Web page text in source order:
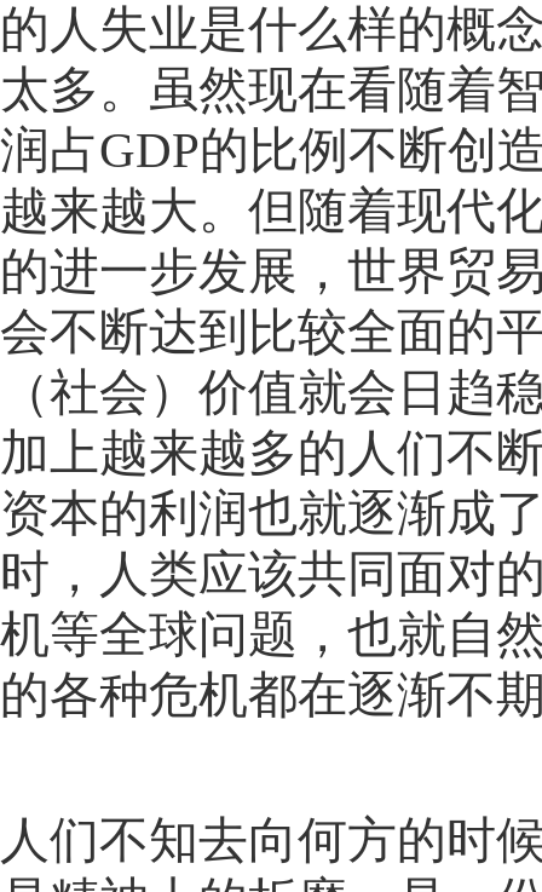
的人失业是什么样的概
太多。虽然现在看随着
润占GDP的比例不断创
越来越大。但随着现代
的进一步发展，世界贸
会不断达到比较全面的
（社会）价值就会日趋
加上越来越多的人们不
资本的利润也就逐渐成
时，人类应该共同面对
机等全球问题，也就自
的各种危机都在逐渐不
人们不知去向何方的时